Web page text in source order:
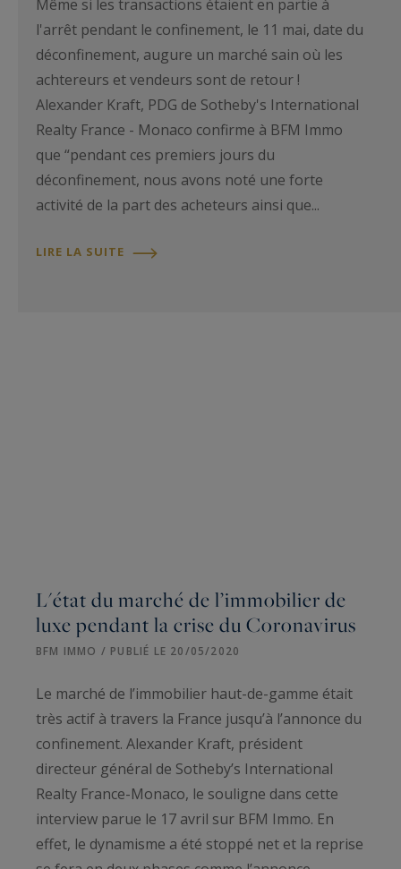
Même si les transactions étaient en partie à
l'arrêt pendant le confinement, le 11 mai, date du
déconfinement, augure un marché sain où les
achtereurs et vendeurs sont de retour !
Alexander Kraft, PDG de Sotheby's International
Realty France - Monaco confirme à BFM Immo
que “pendant ces premiers jours du
déconfinement, nous avons noté une forte
activité de la part des acheteurs ainsi que...
LIRE LA SUITE
L'état du marché de l’immobilier de
luxe pendant la crise du Coronavirus
BFM IMMO / PUBLIÉ LE 20/05/2020
Le marché de l’immobilier haut-de-gamme était
très actif à travers la France jusqu’à l’annonce du
confinement. Alexander Kraft, président
directeur général de Sotheby’s International
Realty France-Monaco, le souligne dans cette
interview parue le 17 avril sur BFM Immo. En
effet, le dynamisme a été stoppé net et la reprise